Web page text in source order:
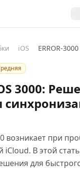
iOS ERROR-3000
3000:
возникает при
iCloud. В этой
для